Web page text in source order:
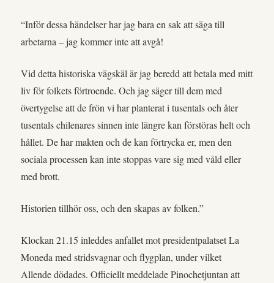
“Inför dessa händelser har jag bara en sak att säga till
arbetarna – jag kommer inte att avgå!
Vid detta historiska vägskäl är jag beredd att betala med mitt
liv för folkets förtroende. Och jag säger till dem med
övertygelse att de frön vi har planterat i tusentals och åter
tusentals chilenares sinnen inte längre kan förstöras helt och
hållet. De har makten och de kan förtrycka er, men den
sociala processen kan inte stoppas vare sig med våld eller
med brott.
Historien tillhör oss, och den skapas av folken.”
Klockan 21.15 inleddes anfallet mot presidentpalatset La
Moneda med stridsvagnar och flygplan, under vilket
Allende dödades. Officiellt meddelade Pinochetjuntan att